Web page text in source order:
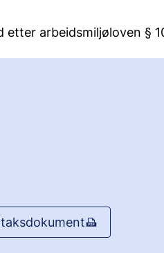
arbeidsmiljøloven §